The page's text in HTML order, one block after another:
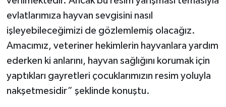
evlatlarımıza hayvan sevgisini nasıl
işleyebileceğimizi de gözlemlemiş olacağız.
Amacımız, veteriner hekimlerin hayvanlara yardım
ederken ki anlarını, hayvan sağlığını korumak için
yaptıkları gayretleri çocuklarımızın resim yoluyla
nakşetmesidir” şeklinde konuştu.